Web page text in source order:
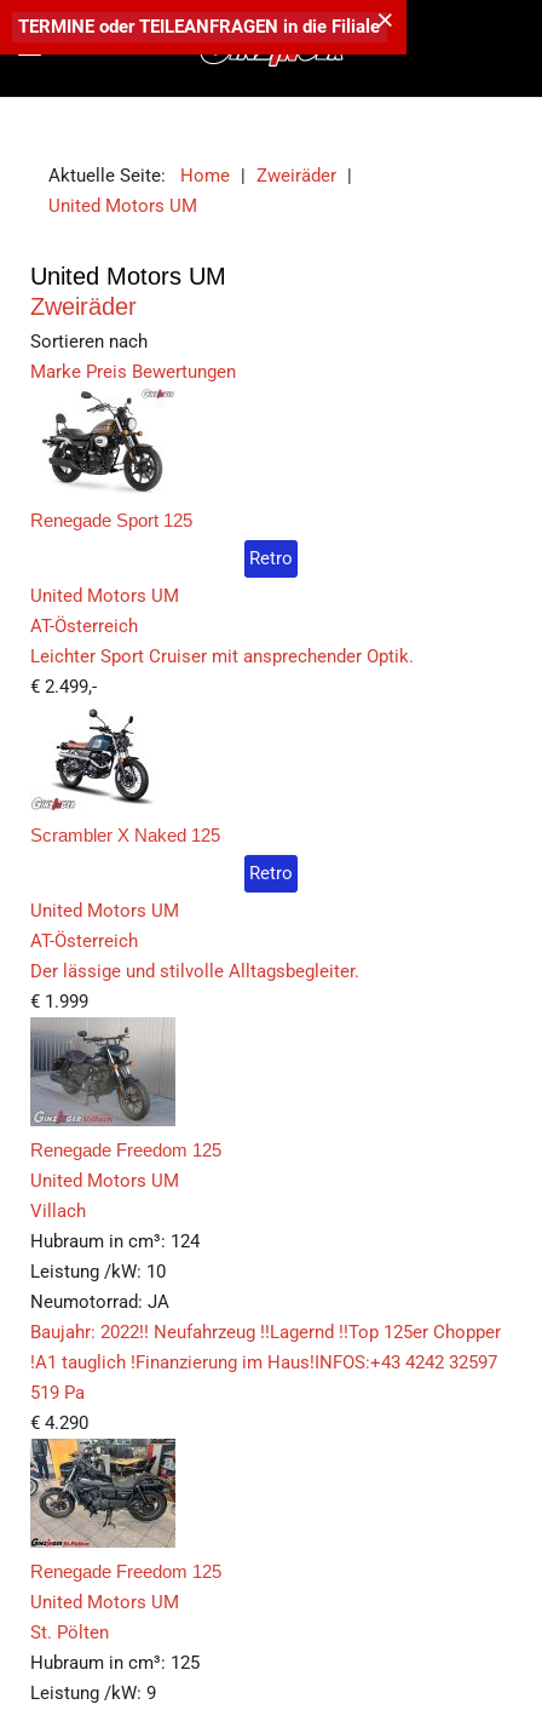
Aktuelle Seite: Home | Zweiräder |
United Motors UM
United Motors UM
Zweiräder
Sortieren nach
Marke Preis Bewertungen
Renegade Sport 125
Retro
United Motors UM
AT-Österreich
Leichter Sport Cruiser mit ansprechender Optik.
€ 2.499,-
Scrambler X Naked 125
Retro
United Motors UM
AT-Österreich
Der lässige und stilvolle Alltagsbegleiter.
€ 1.999
Renegade Freedom 125
United Motors UM
Villach
Hubraum in cm³: 124
Leistung /kW: 10
Neumotorrad: JA
Baujahr: 2022!! Neufahrzeug !!Lagernd !!Top 125er Chopper
!A1 tauglich !Finanzierung im Haus!INFOS:+43 4242 32597
519 Pa
€ 4.290
Renegade Freedom 125
United Motors UM
St. Pölten
Hubraum in cm³: 125
Leistung /kW: 9
×
TERMINE oderTEILEANFRAGEN in die Filiale